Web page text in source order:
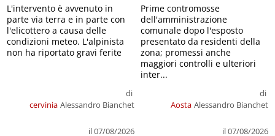
cervinia
di
Alessandro Bianchet
il 07/08/2026
L'intervento è avvenuto in
parte via terra e in parte con
l'elicottero a causa delle
condizioni meteo. L'alpinista
non ha riportato gravi ferite
Aosta
di
Alessandro Bianchet
il 07/08/2026
Prime contromosse
dell'amministrazione
comunale dopo l'esposto
presentato da residenti della
zona; promessi anche
maggiori controlli e ulteriori
inter...